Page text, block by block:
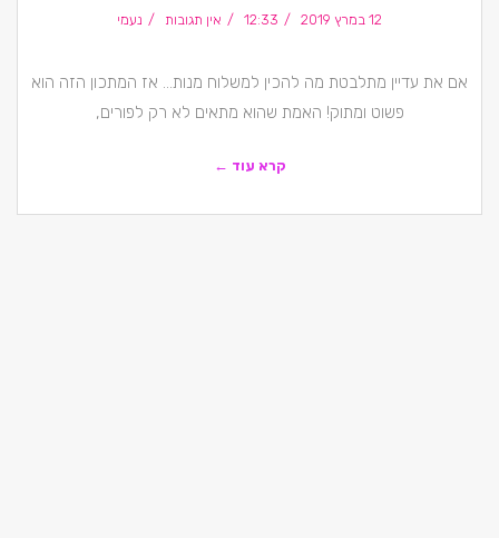
12 במרץ 2019 12:33 אין תגובות נעמי
אם את עדיין מתלבטת מה להכין למשלוח מנות… אז המתכון הזה הוא
פשוט ומתוק! האמת שהוא מתאים לא רק לפורים,
קרא עוד ←